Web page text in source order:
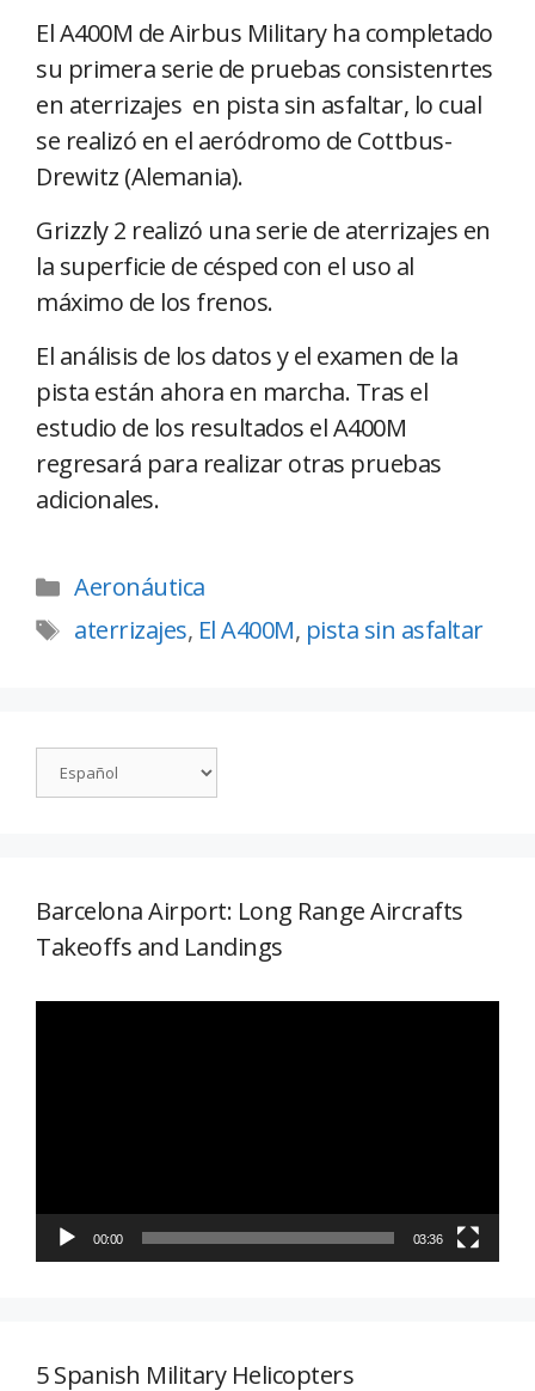
El A400M de Airbus Military ha completado
su primera serie de pruebas consistenrtes
en aterrizajes en pista sin asfaltar, lo cual
se realizó en el aeródromo de Cottbus-
Drewitz (Alemania).
Grizzly 2 realizó una serie de aterrizajes en
la superficie de césped con el uso al
máximo de los frenos.
El análisis de los datos y el examen de la
pista están ahora en marcha. Tras el
estudio de los resultados el A400M
regresará para realizar otras pruebas
adicionales.
Aeronáutica
aterrizajes, El A400M, pista sin asfaltar
Barcelona Airport: Long Range Aircrafts
Takeoffs and Landings
00:00 03:36
5 Spanish Military Helicopters